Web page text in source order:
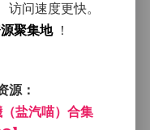
盐汽喵）合集【39
光，常在清晨或傍
装选择往往以简约
淡色针织衫或是高
——细链项链、珍珠
访问速度更快。
聚集地 ！
源：
（盐汽喵）合集